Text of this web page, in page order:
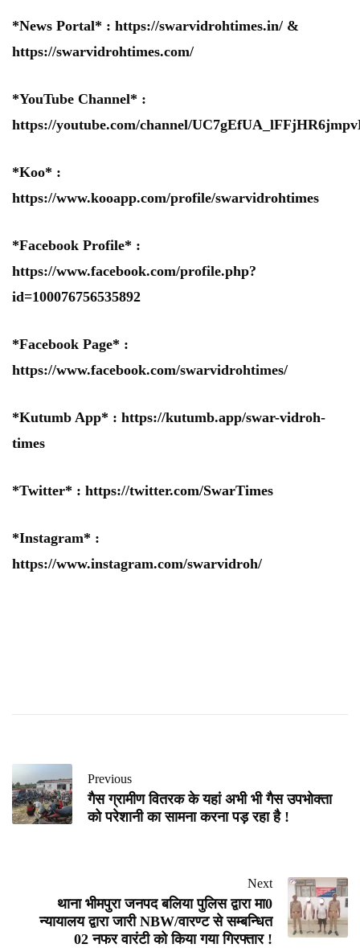
*News Portal* : https://swarvidrohtimes.in/ &
https://swarvidrohtimes.com/
*YouTube Channel* :
https://youtube.com/channel/
*Koo* :
https://www.kooapp.com/profile/swarvidrohtimes
*Facebook Profile* :
https://www.facebook.com/profile.php?
id=100076756535892
*Facebook Page* :
https://www.facebook.com/swarvidrohtimes/
*Kutumb App* : https://kutumb.app/swar-vidroh-
times
*Twitter* : https://twitter.com/SwarTimes
*Instagram* :
https://www.instagram.com/swarvidroh/
Previous
गैस ग्रामीण वितरक के यहां अभी भी गैस उपभोक्ता
को परेशानी का सामना करना पड़ रहा है !
Next
थाना भीमपुरा जनपद बलिया पुलिस द्वारा मा0
न्यायालय द्वारा जारी NBW/वारण्ट से सम्बन्धित
02 नफर वारंटी को किया गया गिरफ्तार !